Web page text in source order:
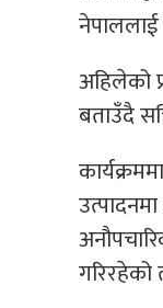
नेपाललाई
अहिलेको
बताउँदै
गरिरहेको